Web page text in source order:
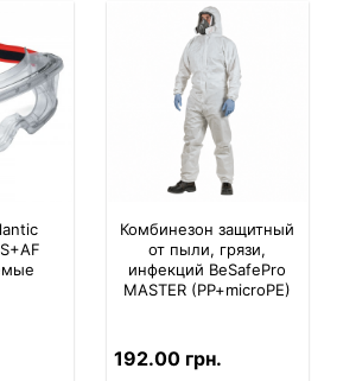
Комбинезон защитный
от пыли, грязи,
инфекций BeSafePro
MASTER (PP+microPE)
192.00 грн.